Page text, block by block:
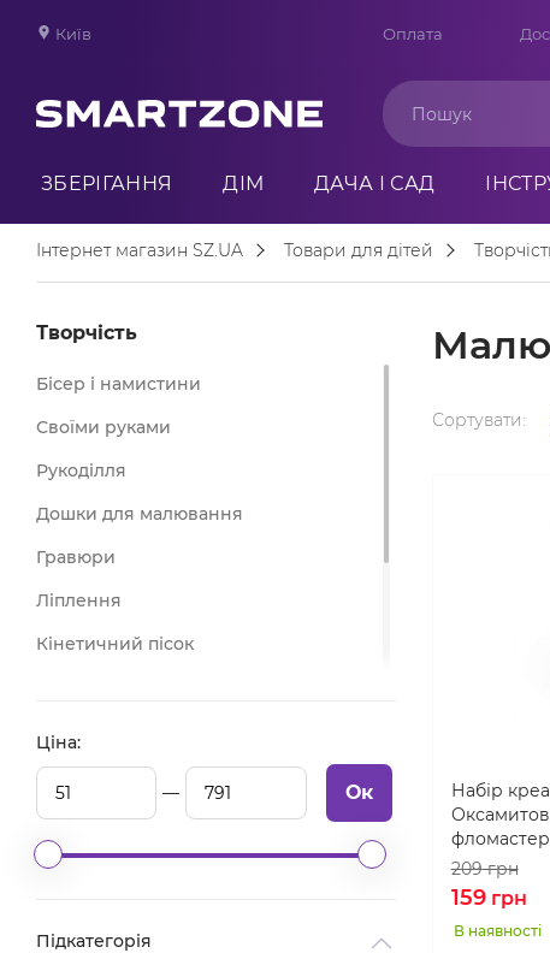
Київ Оплата
ЗБЕРІГАННЯ ДІМ ДАЧА І САД
Інтернет магазин SZ.UA Товари для дітей
Творчість
Бісер і намистини
Своїми руками
Рукоділля
Дошки для малювання
Гравюри
Ліплення
Кінетичний пісок
Все для аплікацій
Малювання
Ціна:
Ок
Підкатегорія
Сортувати:
Набір
209грн
159грн
В наявності